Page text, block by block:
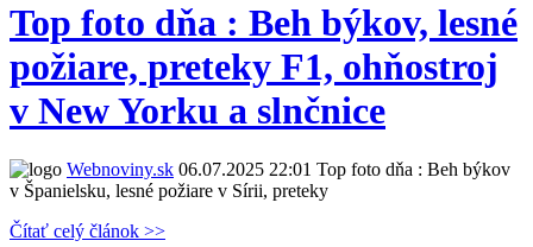
Top foto dňa : Beh býkov, lesné
požiare, preteky F1, ohňostroj
v New Yorku a slnčnice
Webnoviny.sk 06.07.2025 22:01 Top foto dňa : Beh býkov
v Španielsku, lesné požiare v Sírii, preteky
Čítať celý článok >>